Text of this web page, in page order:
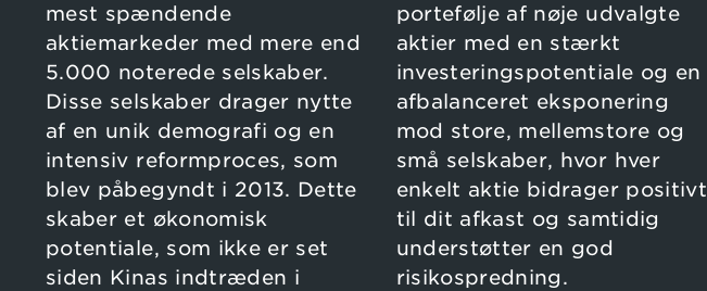
mest spændende
aktiemarkeder med mere end
5.000 noterede selskaber.
Disse selskaber drager nytte
af en unik demografi og en
intensiv reformproces, som
blev påbegyndt i 2013. Dette
skaber et økonomisk
potentiale, som ikke er set
siden Kinas indtræden i
portefølje af nøje udvalgte
aktier med en stærkt
investeringspotentiale og en
afbalanceret eksponering
mod store, mellemstore og
små selskaber, hvor hver
enkelt aktie bidrager positivt
til dit afkast og samtidig
understøtter en god
risikospredning.